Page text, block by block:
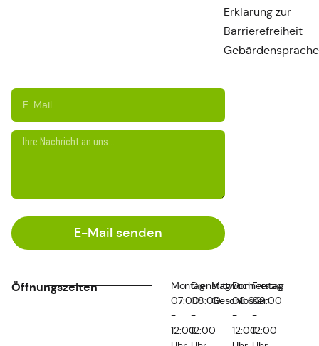
Erklärung zur
Barrierefreiheit
Gebärdensprache
E-Mail senden
Öffnungszeiten
Montag
07:00
-
12:00
Dienstag
08:00
-
12:00
Mittwoch
Geschlossen
Donnerstag
08:00
-
12:00
Freitag
08:00
-
12:00